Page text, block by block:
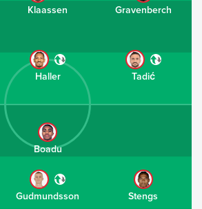
Klaassen Gravenberch
Haller Tadić
Stengs
Gudmundsson
Boadu